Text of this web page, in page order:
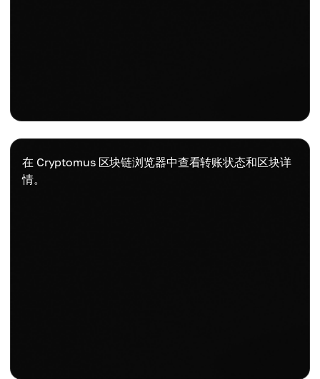
在 Cryptomus 区块链浏览器中查看转账状态和区块详
情。